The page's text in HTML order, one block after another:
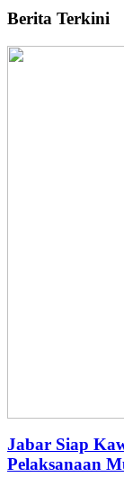
Berita Terkini
Jabar Siap
Pelaksanaan